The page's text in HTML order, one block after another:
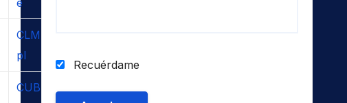
CLM-
pl
CUB
Recuérdame